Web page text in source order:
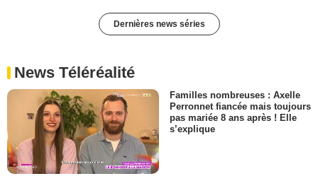
Dernières news séries
News Téléréalité
Familles nombreuses : Axelle
Perronnet fiancée mais toujours
pas mariée 8 ans après ! Elle
s’explique